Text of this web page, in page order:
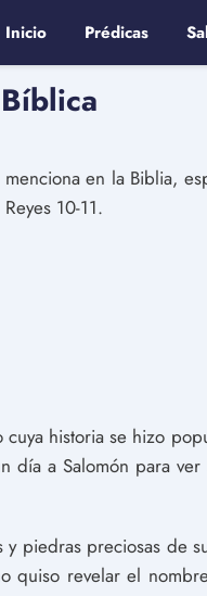
Inicio Prédicas
en la Biblia,
10-11.
historia se hizo
día a Salomón para
piedras preciosas de
quiso revelar el